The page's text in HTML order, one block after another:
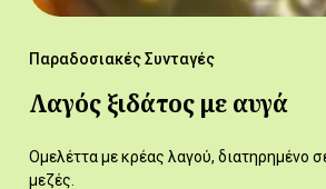
Παραδοσιακές Συνταγές
Λαγός ξιδάτος με αυγά
Ομελέττα με κρέας λαγού, διατηρημένο
μεζές.